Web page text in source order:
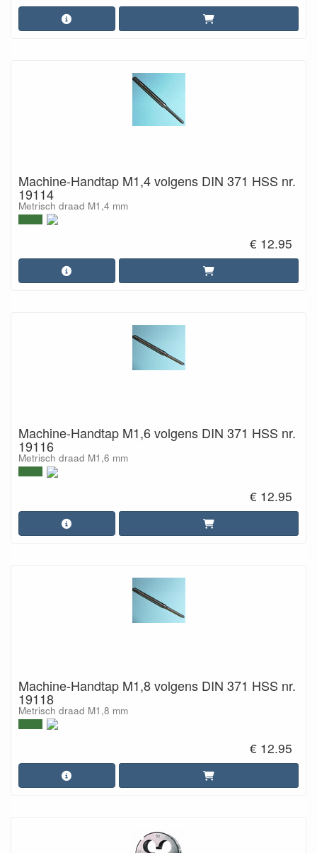
Machine-Handtap M1,4 volgens DIN 371 HSS nr.
19114
Metrisch draad M1,4 mm
€ 12.95
Machine-Handtap M1,6 volgens DIN 371 HSS nr.
19116
Metrisch draad M1,6 mm
€ 12.95
Machine-Handtap M1,8 volgens DIN 371 HSS nr.
19118
Metrisch draad M1,8 mm
€ 12.95